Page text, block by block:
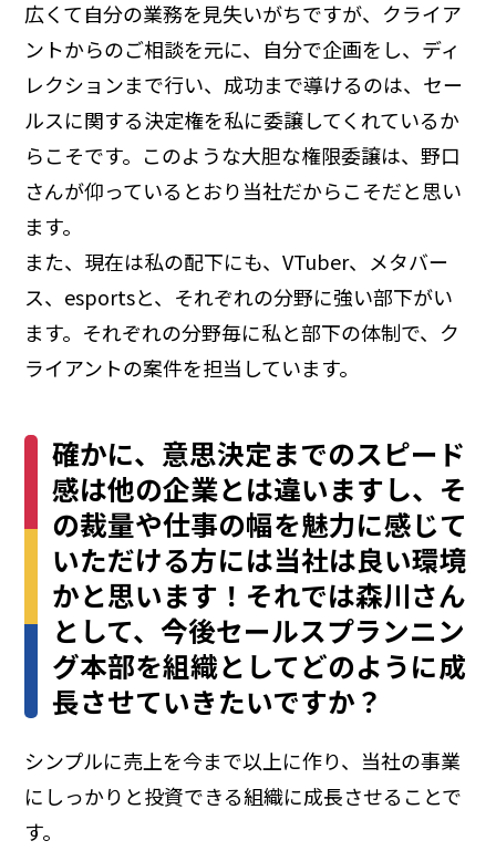
広くて自分の業務を見失いがちですが、クライア
ントからのご相談を元に、自分で企画をし、ディ
レクションまで行い、成功まで導けるのは、セー
ルスに関する決定権を私に委譲してくれているか
らこそです。このような大胆な権限委譲は、野口
さんが仰っているとおり当社だからこそだと思い
ます。
また、現在は私の配下にも、VTuber、メタバー
ス、esportsと、それぞれの分野に強い部下がい
ます。それぞれの分野毎に私と部下の体制で、ク
ライアントの案件を担当しています。
確かに、意思決定までのスピード
感は他の企業とは違いますし、そ
の裁量や仕事の幅を魅力に感じて
いただける方には当社は良い環境
かと思います！それでは森川さん
として、今後セールスプランニン
グ本部を組織としてどのように成
長させていきたいですか？
シンプルに売上を今まで以上に作り、当社の事業
にしっかりと投資できる組織に成長させることで
す。